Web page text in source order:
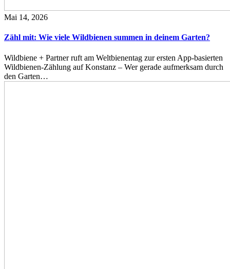
Mai 14, 2026
Zähl mit: Wie viele Wildbienen summen in deinem Garten?
Wildbiene + Partner ruft am Weltbienentag zur ersten App-basierten
Wildbienen-Zählung auf Konstanz – Wer gerade aufmerksam durch
den Garten…